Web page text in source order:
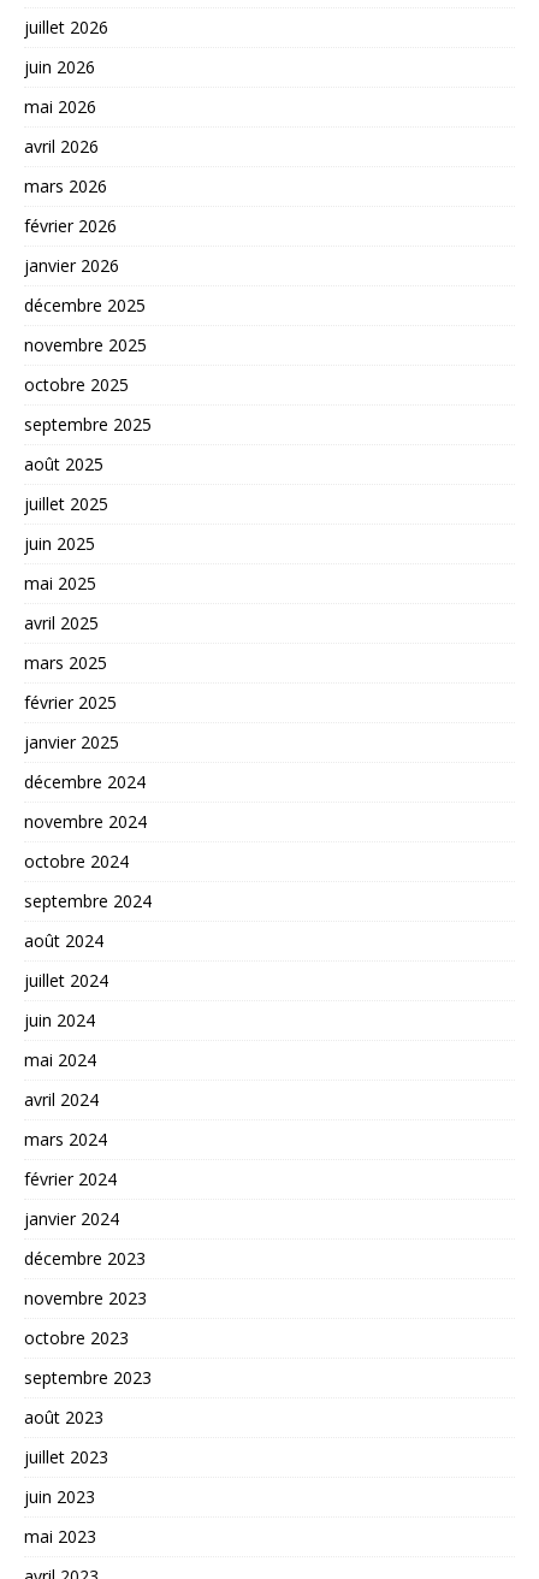
juillet 2026
juin 2026
mai 2026
avril 2026
mars 2026
février 2026
janvier 2026
décembre 2025
novembre 2025
octobre 2025
septembre 2025
août 2025
juillet 2025
juin 2025
mai 2025
avril 2025
mars 2025
février 2025
janvier 2025
décembre 2024
novembre 2024
octobre 2024
septembre 2024
août 2024
juillet 2024
juin 2024
mai 2024
avril 2024
mars 2024
février 2024
janvier 2024
décembre 2023
novembre 2023
octobre 2023
septembre 2023
août 2023
juillet 2023
juin 2023
mai 2023